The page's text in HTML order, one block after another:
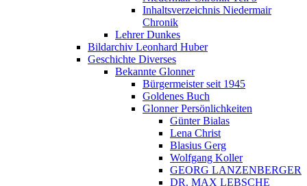
Inhaltsverzeichnis Niedermair
Chronik
Lehrer Dunkes
Bildarchiv Leonhard Huber
Geschichte Diverses
Bekannte Glonner
Bürgermeister seit 1945
Goldenes Buch
Glonner Persönlichkeiten
Günter Bialas
Lena Christ
Blasius Gerg
Wolfgang Koller
GEORG LANZENBERGER
DR. MAX LEBSCHE